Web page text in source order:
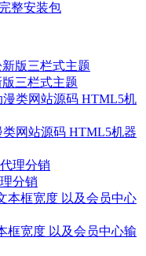
整安装包
版三栏式主题
网站源码 HTML5机器
分销
框宽度 以及会员中心输